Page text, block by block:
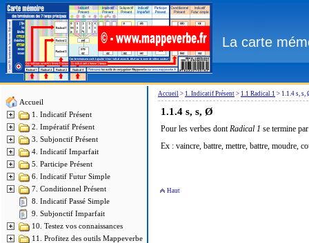
La carte
Accueil
1. Indicatif Présent
2. Impératif Présent
3. Subjonctif Présent
4. Indicatif Imparfait
5. Participe Présent
6. Indicatif Futur Simple
7. Conditionnel Présent
8. Indicatif Passé Simple
9. Subjonctif Imparfait
10. Testez vos connaissances
11. Profitez des outils Mappeverbe
Accueil > 1. Indicatif Présent > 1.1 Radical 1 > 1.1.4 s, s,
1.1.4 s, s, Ø
Pour les verbes dontRadical 1 se termine
Ex : vaincre, battre, mettre, battre, moudre,
Haut